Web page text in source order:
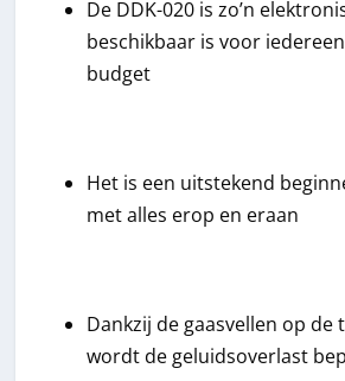
De DDK-020 is zo’n
beschikbaar is voor
budget
Het is een uitstekend
met alles erop en eraan
Dankzij de gaasvellen op de
wordt de geluidsoverlast